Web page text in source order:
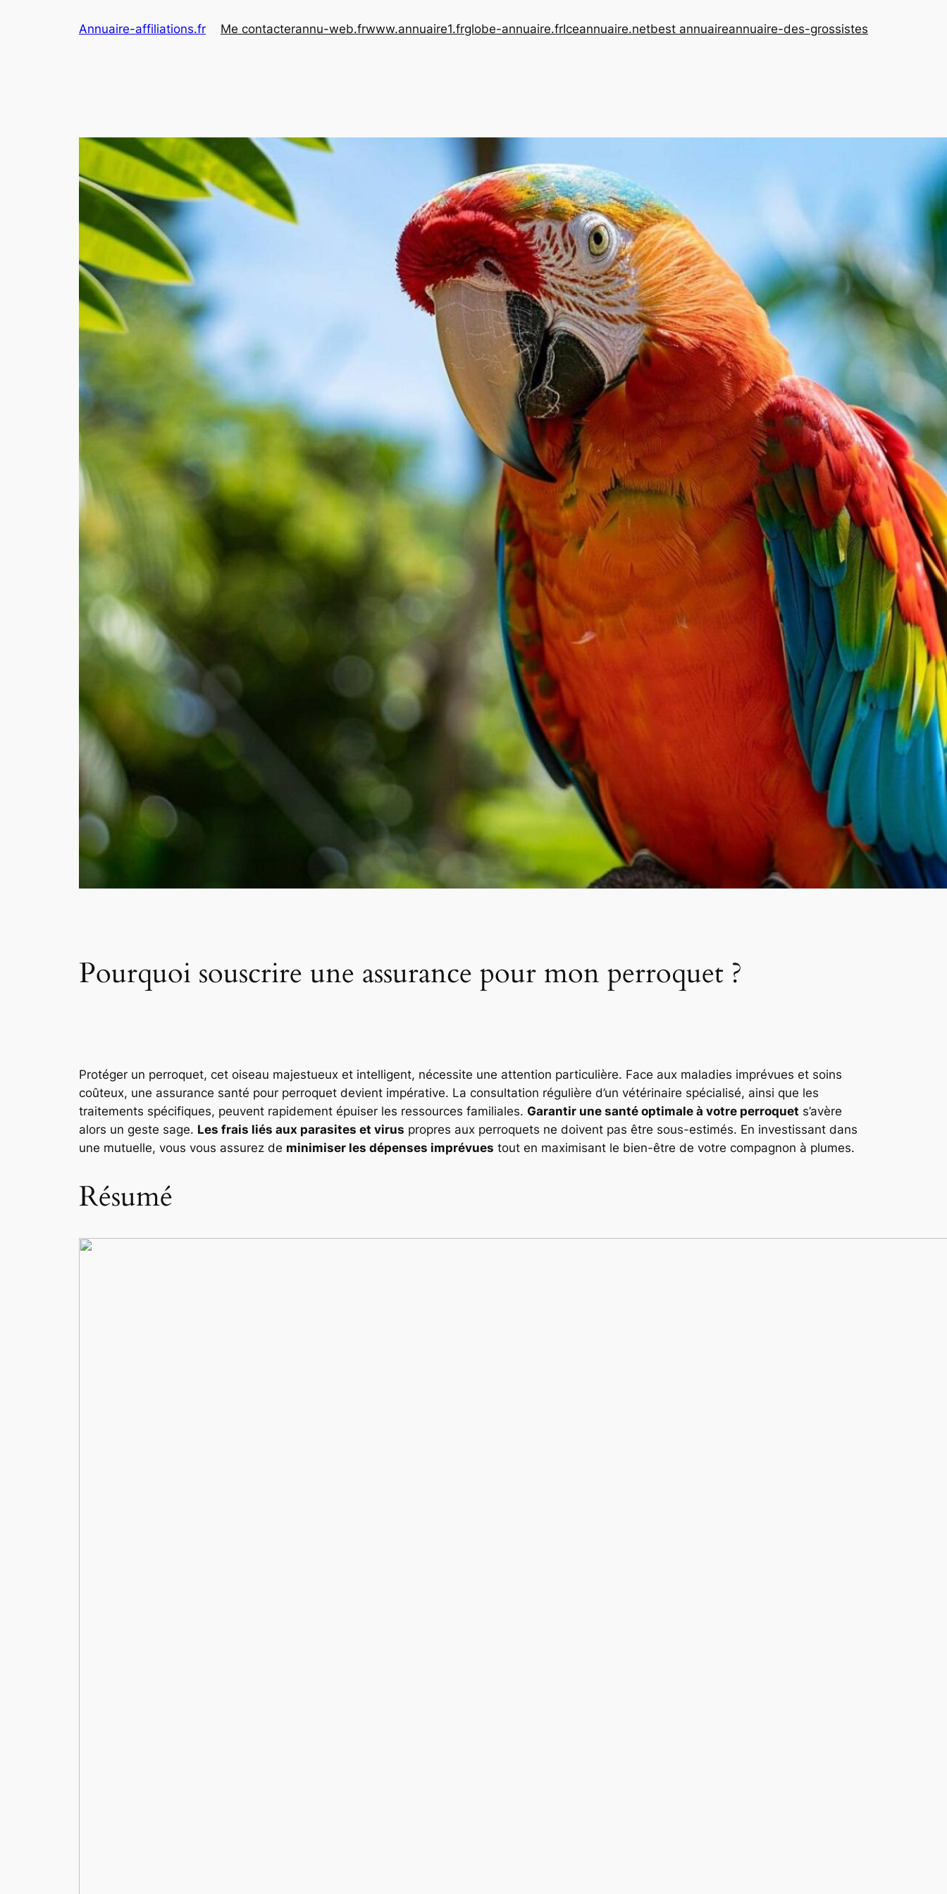
Annuaire-affiliations.fr Me contacterannu-web.frwww.annuaire1.frglobe-annuaire.frIceannuaire.netbest annuaireannuaire-des-grossistes
Pourquoi souscrire une assurance pour mon perroquet ?
Protéger un perroquet, cet oiseau majestueux et intelligent, nécessite une attention particulière. Face aux maladies imprévues et soins
coûteux, une assurance santé pour perroquet devient impérative. La consultation régulière d’un vétérinaire spécialisé, ainsi que les
traitements spécifiques, peuvent rapidement épuiser les ressources familiales. Garantir une santé optimale à votre perroquet s’avère
alors un geste sage. Les frais liés aux parasites et virus propres aux perroquets ne doivent pas être sous-estimés. En investissant dans
une mutuelle, vous vous assurez de minimiser les dépenses imprévues tout en maximisant le bien-être de votre compagnon à plumes.
Résumé